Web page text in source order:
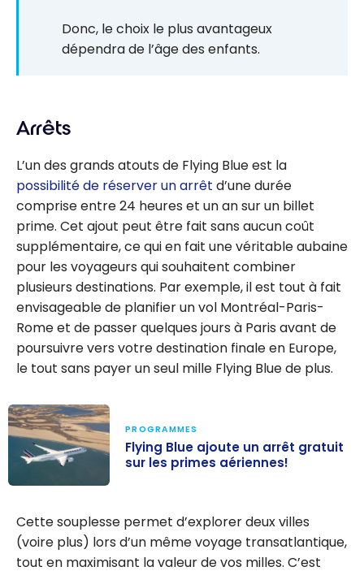
Donc, le choix le plus avantageux
dépendra de l’âge des enfants.
Arrêts
L’un des grands atouts de Flying Blue est la
possibilité de réserver un arrêt d’une durée
comprise entre 24 heures et un an sur un billet
prime. Cet ajout peut être fait sans aucun coût
supplémentaire, ce qui en fait une véritable aubaine
pour les voyageurs qui souhaitent combiner
plusieurs destinations. Par exemple, il est tout à fait
envisageable de planifier un vol Montréal-Paris-
Rome et de passer quelques jours à Paris avant de
poursuivre vers votre destination finale en Europe,
le tout sans payer un seul mille Flying Blue de plus.
ajoute un arrêt
gratuit sur les
primes
PROGRAMMES
Flying Blue ajoute un arrêt gratuit
sur les primes aériennes!
Cette souplesse permet d’explorer deux villes
(voire plus) lors d’un même voyage transatlantique,
tout en maximisant la valeur de vos milles. C’est